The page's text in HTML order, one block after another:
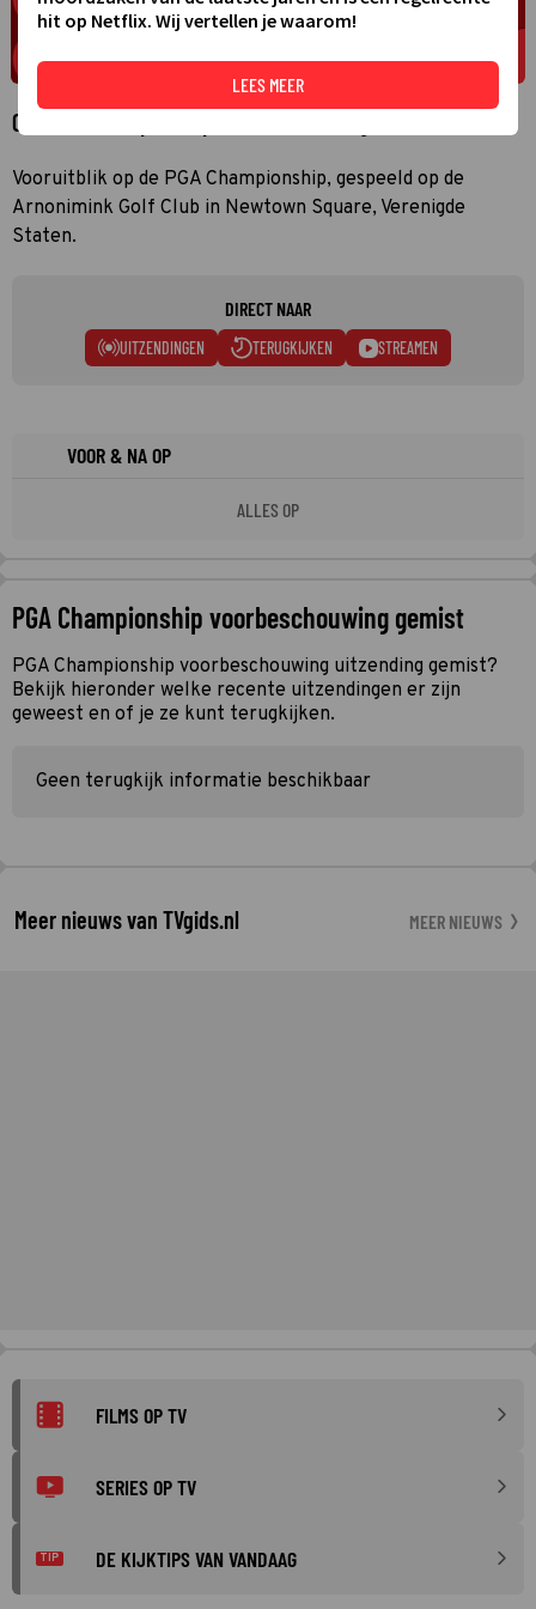
Over PGA Championship voorbeschouwing
Vooruitblik op de PGA Championship, gespeeld op de
Arnonimink Golf Club in Newtown Square, Verenigde
Staten.
DIRECT NAAR
UITZENDINGEN TERUGKIJKEN STREAMEN
VOOR & NA OP
ALLES OP
PGA Championship voorbeschouwing gemist
PGA Championship voorbeschouwing uitzending gemist?
Bekijk hieronder welke recente uitzendingen er zijn
geweest en of je ze kunt terugkijken.
Geen terugkijk informatie beschikbaar
Meer nieuws van TVgids.nl MEER NIEUWS
FILMS OP TV
SERIES OP TV
TIP DE KIJKTIPS VAN VANDAAG
hit op Netflix. Wij vertellen je waarom!
LEES MEER